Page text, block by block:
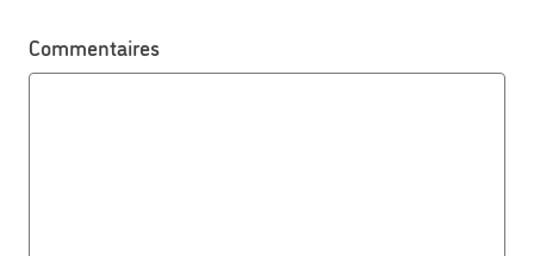
Commentaires